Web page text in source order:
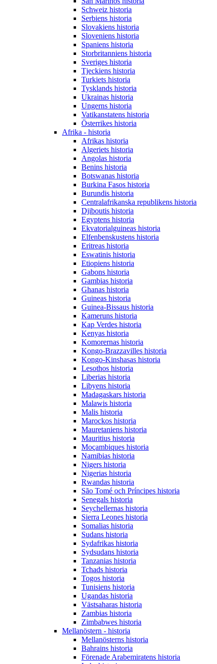
Schweiz historia
Serbiens historia
Slovakiens historia
Sloveniens historia
Spaniens historia
Storbritanniens historia
Sveriges historia
Tjeckiens historia
Turkiets historia
Tysklands historia
Ukrainas historia
Ungerns historia
Vatikanstatens historia
Österrikes historia
Afrika - historia
Afrikas historia
Algeriets historia
Angolas historia
Benins historia
Botswanas historia
Burkina Fasos historia
Burundis historia
Centralafrikanska republikens historia
Djiboutis historia
Egyptens historia
Ekvatorialguineas historia
Elfenbenskustens historia
Eritreas historia
Eswatinis historia
Etiopiens historia
Gabons historia
Gambias historia
Ghanas historia
Guineas historia
Guinea-Bissaus historia
Kameruns historia
Kap Verdes historia
Kenyas historia
Komorernas historia
Kongo-Brazzavilles historia
Kongo-Kinshasas historia
Lesothos historia
Liberias historia
Libyens historia
Madagaskars historia
Malawis historia
Malis historia
Marockos historia
Mauretaniens historia
Mauritius historia
Moçambiques historia
Namibias historia
Nigers historia
Nigerias historia
Rwandas historia
São Tomé och Príncipes historia
Senegals historia
Seychellernas historia
Sierra Leones historia
Somalias historia
Sudans historia
Sydafrikas historia
Sydsudans historia
Tanzanias historia
Tchads historia
Togos historia
Tunisiens historia
Ugandas historia
Västsaharas historia
Zambias historia
Zimbabwes historia
Mellanöstern - historia
Mellanösterns historia
Bahrains historia
Förenade Arabemiratens historia